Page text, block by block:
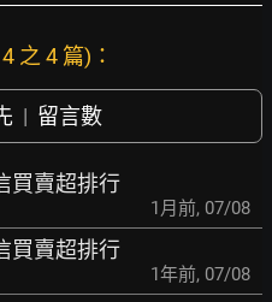
之 4 篇)：
| 留言數
買賣超排行
1月前, 07/08
買賣超排行
1年前, 07/08